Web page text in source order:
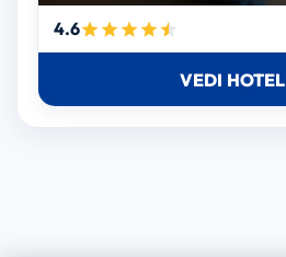
4.6
VEDI HOTEL